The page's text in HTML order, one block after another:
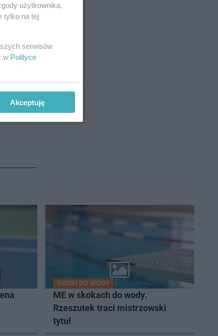
SKOKI DO WODY
ME w skokach do wody.
Rzeszutek traci mistrzowski
tytuł
użytkownika,
tylko na tej
serwisów
w Polityce
Akceptuję